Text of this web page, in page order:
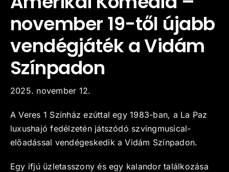
Kapcsolat
november 19-től újabb
vendégjáték a Vidám
Színpadon
2025. november 12.
A Veres 1 Színház ezúttal egy 1983-ban, a La Paz
luxushajó fedélzetén játszódó szvingmusical-
előadással vendégeskedik a Vidám Színpadon.
Egy ifjú üzletasszony és egy kalandor találkozása